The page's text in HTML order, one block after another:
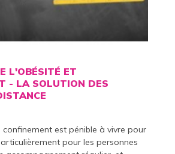
L'OBÉSITÉ ET
- LA SOLUTION DES
est pénible à vivre pour
pour les personnes